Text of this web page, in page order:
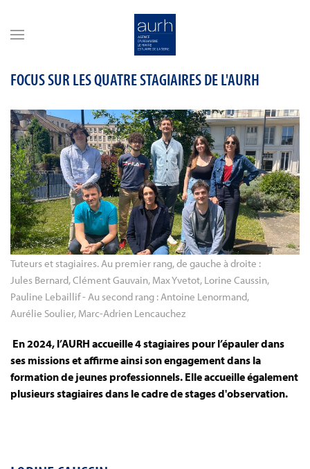
FOCUS SUR LES QUATRE STAGIAIRES DE L'AURH
Tuteurs et stagiaires. Au premier rang, de gauche à droite :
Jules Bernard, Clément Gauvain, Max Yvetot, Lorine Caussin,
Pauline Lebaillif - Au second rang : Antoine Lenormand,
Aurélie Soulier, Marc-Adrien Lencauchez
En 2024, l’AURH accueille 4 stagiaires pour l’épauler dans
ses missions et affirme ainsi son engagement dans la
formation de jeunes professionnels. Elle accueille également
plusieurs stagiaires dans le cadre de stages d'observation.